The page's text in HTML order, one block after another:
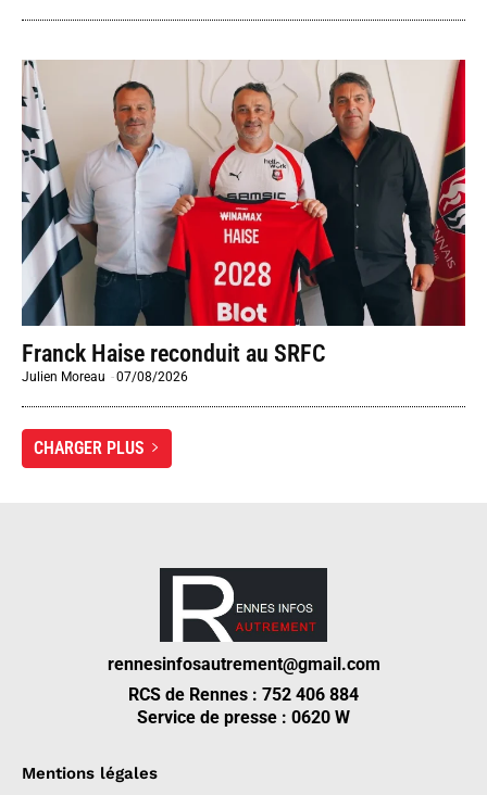
Franck Haise reconduit au SRFC
Julien Moreau -07/08/2026
CHARGER PLUS
rennesinfosautrement@gmail.com
RCS de Rennes : 752 406 884
Service de presse : 0620 W
Mentions légales